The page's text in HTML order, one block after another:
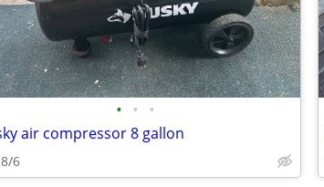
• • •
air compressor 8 gallon
8/6